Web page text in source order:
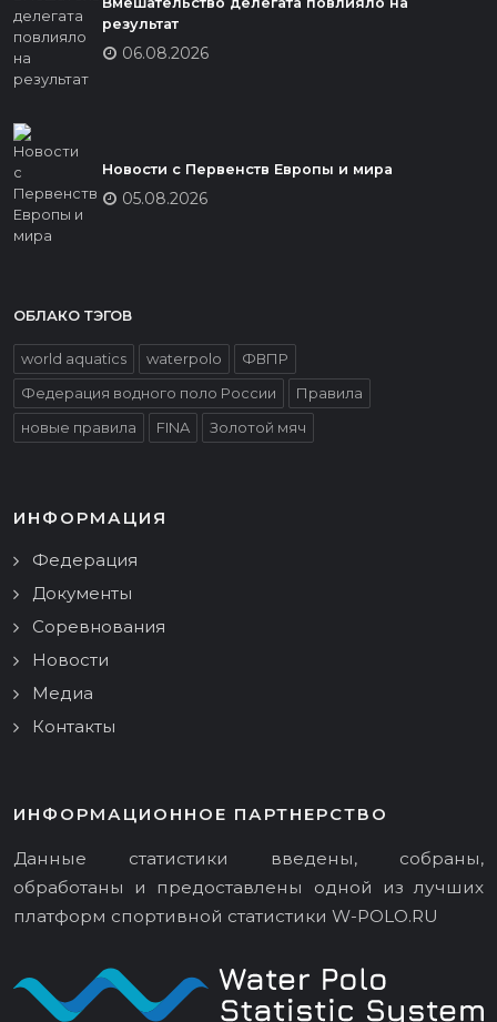
результат
06.08.2026
Новости с Первенств Европы и мира
05.08.2026
ОБЛАКО ТЭГОВ
world aquatics waterpolo
ФВПР
Федерация водного поло России
Правила
новые правила
FINA Золотой мяч
ИНФОРМАЦИЯ
Федерация
Документы
Соревнования
Новости
Медиа
Контакты
ИНФОРМАЦИОННОЕ ПАРТНЕРСТВО
Данные статистики введены, собраны,
обработаны и предоставлены одной из лучших
платформ спортивной статистики W-POLO.RU